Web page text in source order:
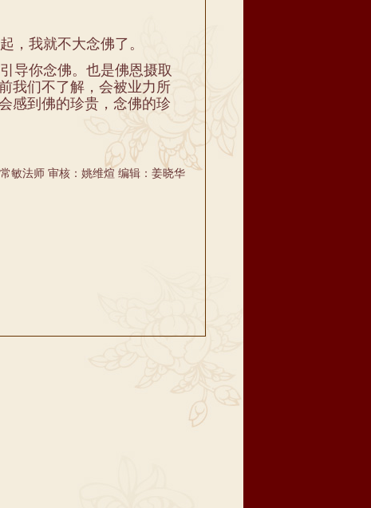
，我就不大念佛了。
导你念佛。也是佛恩摄取
我们不了解，会被业力所
感到佛的珍贵，念佛的珍
敏法师 审核：姚维煊 编辑：姜晓华